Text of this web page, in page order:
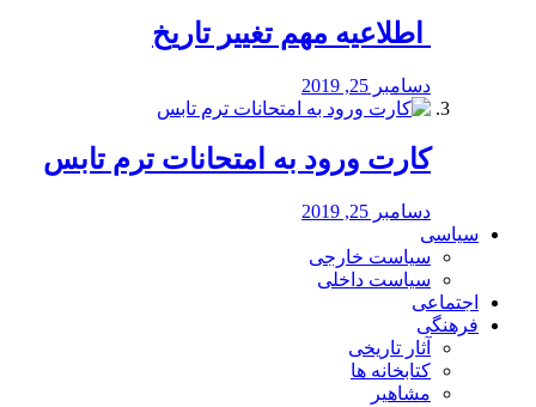
️ اطلاعیه مهم تغییر تاریخ
دسامبر 25, 2019
کارت ورود به امتحانات ترم تابس
دسامبر 25, 2019
سیاسی
سیاست خارجی
سیاست داخلی
اجتماعی
فرهنگی
آثار تاریخی
کتابخانه ها
مشاهیر